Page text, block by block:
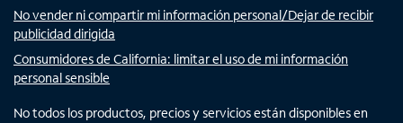
No vender ni compartir mi información personal/Dejar de recibir
publicidad dirigida
Consumidores de California: limitar el uso de mi información
personal sensible
No todos los productos, precios y servicios están disponibles en